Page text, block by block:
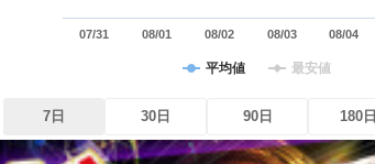
平均値 最安値
07/31 08/01 08/02 08/03 08/04
7日 30日 90日 180日